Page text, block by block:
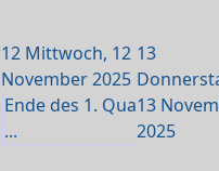
12 Mittwoch, 12
November 2025
Ende des 1. Qua
...
13
13
2025